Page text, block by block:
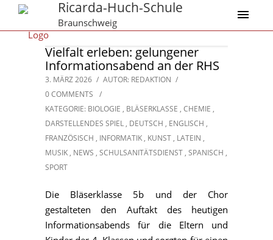
Ricarda-Huch-Schule
Braunschweig
Vielfalt erleben: gelungener
Informationsabend an der RHS
3. MÄRZ 2026 / AUTOR: REDAKTION /
0 COMMENTS
/
KATEGORIE: BIOLOGIE , BLÄSERKLASSE , CHEMIE ,
DARSTELLENDES SPIEL , DEUTSCH , ENGLISCH ,
FRANZÖSISCH , INFORMATIK , KUNST , LATEIN ,
MUSIK , NEWS , SCHULSANITÄTSDIENST , SPANISCH ,
SPORT
Die Bläserklasse 5b und der Chor
gestalteten den Auftakt des heutigen
Informationsabends für die Eltern und